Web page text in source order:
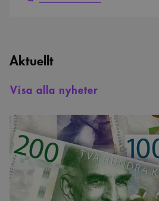
Aktuellt
Visa alla nyheter
Resultatet
av
årets
löneenkät
är
klar